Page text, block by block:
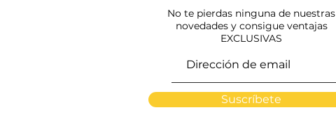
Vídeo | Los imponentes
Miura ya aguardan su
cita con la VIII Corrida
No te pierdas ninguna de nuestras
novedades y consigue ventajas
EXCLUSIVAS
Suscríbete